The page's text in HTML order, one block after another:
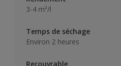
3-4 m²/l
Temps de séchage
Environ 2 heures
Recouvrable